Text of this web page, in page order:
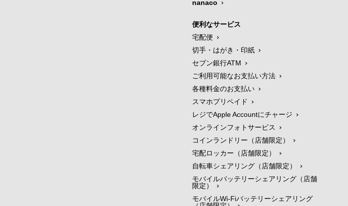
nanaco
便利なサービス
宅配便
切手・はがき・印紙
セブン銀行ATM
ご利用可能なお支払い方法
各種料金のお支払い
スマホプリペイド
レジでApple Accountにチャージ
オンラインフォトサービス
コインランドリー（店舗限定）
宅配ロッカー（店舗限定）
自転車シェアリング（店舗限定）
モバイルバッテリーシェアリング（店舗
限定）
モバイルWi-Fiバッテリーシェアリング